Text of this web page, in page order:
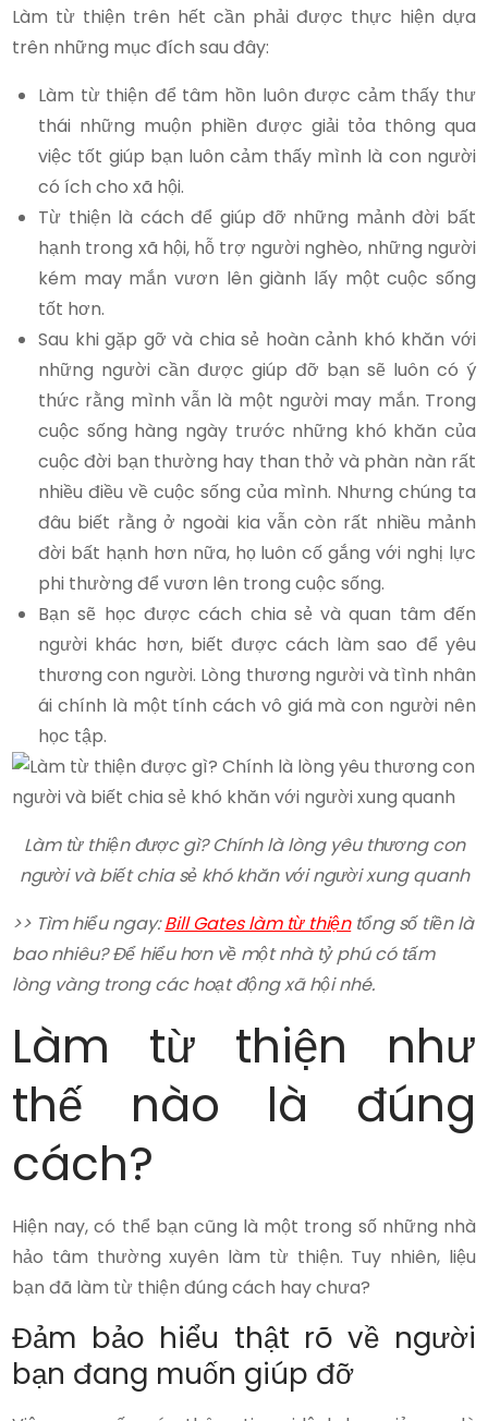
Làm từ thiện trên hết cần phải được thực hiện dựa
trên những mục đích sau đây:
Làm từ thiện để tâm hồn luôn được cảm thấy thư
thái những muộn phiền được giải tỏa thông qua
việc tốt giúp bạn luôn cảm thấy mình là con người
có ích cho xã hội.
Từ thiện là cách để giúp đỡ những mảnh đời bất
hạnh trong xã hội, hỗ trợ người nghèo, những người
kém may mắn vươn lên giành lấy một cuộc sống
tốt hơn.
Sau khi gặp gỡ và chia sẻ hoàn cảnh khó khăn với
những người cần được giúp đỡ bạn sẽ luôn có ý
thức rằng mình vẫn là một người may mắn. Trong
cuộc sống hàng ngày trước những khó khăn của
cuộc đời bạn thường hay than thở và phàn nàn rất
nhiều điều về cuộc sống của mình. Nhưng chúng ta
đâu biết rằng ở ngoài kia vẫn còn rất nhiều mảnh
đời bất hạnh hơn nữa, họ luôn cố gắng với nghị lực
phi thường để vươn lên trong cuộc sống.
Bạn sẽ học được cách chia sẻ và quan tâm đến
người khác hơn, biết được cách làm sao để yêu
thương con người. Lòng thương người và tình nhân
ái chính là một tính cách vô giá mà con người nên
học tập.
Làm từ thiện được gì? Chính là lòng yêu thương con
người và biết chia sẻ khó khăn với người xung quanh
>> Tìm hiểu ngay:Bill Gates làm từ thiệntổng số tiền là
bao nhiêu? Để hiểu hơn về một nhà tỷ phú có tấm
lòng vàng trong các hoạt động xã hội nhé.
Làm từ thiện như
thế nào là đúng
cách?
Hiện nay, có thể bạn cũng là một trong số những nhà
hảo tâm thường xuyên làm từ thiện. Tuy nhiên, liệu
bạn đã làm từ thiện đúng cách hay chưa?
Đảm bảo hiểu thật rõ về người
bạn đang muốn giúp đỡ